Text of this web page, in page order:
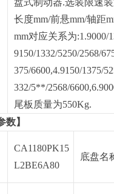
盘式制动器.选装限速
长度mm/前悬mm/轴距
mm对应关系为:1.9000/
9150/1332/5250/2568/
375/6600,4.9150/1375/
332/5**/2568/
尾板质量为550Kg.
数】
CA1180PK15
L2BE6A80
底盘名